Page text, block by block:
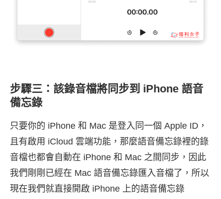
步驟三：該錄音檔將同步到 iPhone 語音
備忘錄
只要你的 iPhone 和 Mac 是登入同一個 Apple ID，
且有啟用 iCloud 雲端功能，那麼語音備忘錄裡的錄
音檔也都會自動在 iPhone 和 Mac 之間同步，因此
我們剛剛已經在 Mac 語音備忘錄匯入音檔了，所以
現在我們就直接開啟 iPhone 上的語音備忘錄